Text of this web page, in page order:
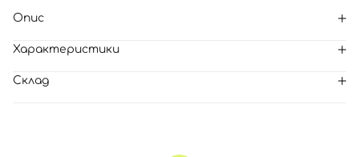
Опис
Характеристики
Склад